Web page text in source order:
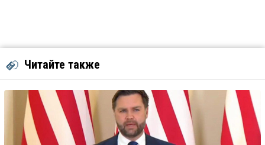
Читайте также